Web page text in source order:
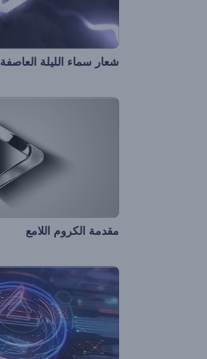
شعار سماء الليلة العاصفة
مقدمة الكروم اللامع